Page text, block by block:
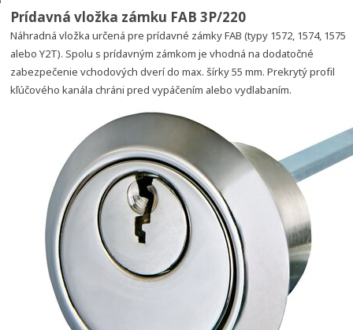
Prídavná vložka zámku FAB 3P/220
Náhradná vložka určená pre prídavné zámky FAB (typy 1572, 1574, 1575
alebo Y2T). Spolu s prídavným zámkom je vhodná na dodatočné
zabezpečenie vchodových dverí do max. šírky 55 mm. Prekrytý profil
kľúčového kanála chráni pred vypáčením alebo vydlabaním.